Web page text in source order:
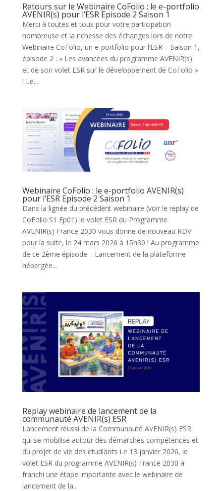
Retours sur le Webinaire CoFolio : le e-portfolio
AVENIR(s) pour l’ESR Episode 2 Saison 1
Merci à toutes et tous pour votre participation
nombreuse et la richesse des échanges lors de notre
Webinaire CoFolio, un e-portfolio pour l’ESR – Saison 1,
épisode 2 : « Les avancées du programme AVENIR(s)
et de son volet ESR sur le développement de CoFolio »
! Le...
Webinaire CoFolio : le e-portfolio AVENIR(s)
pour l’ESR Episode 2 Saison 1
Dans la lignée du précédent webinaire (voir le replay de
CoFolio S1 Ep01) le volet ESR du Programme
AVENIR(s) France 2030 vous donne de nouveau RDV
pour la suite, le 24 mars 2026 à 15h30 ! Au programme
de ce 2ème épisode : Lancement de la plateforme
hébergée...
Replay webinaire de lancement de la
communauté AVENIR(s) ESR
Lancement réussi de la Communauté AVENIR(s) ESR
qui se mobilise autour des démarches compétences et
du projet de vie des étudiants Le 13 janvier 2026, le
volet ESR du programme AVENIR(s) France 2030 a
franchi une étape importante avec le webinaire de
lancement de la...